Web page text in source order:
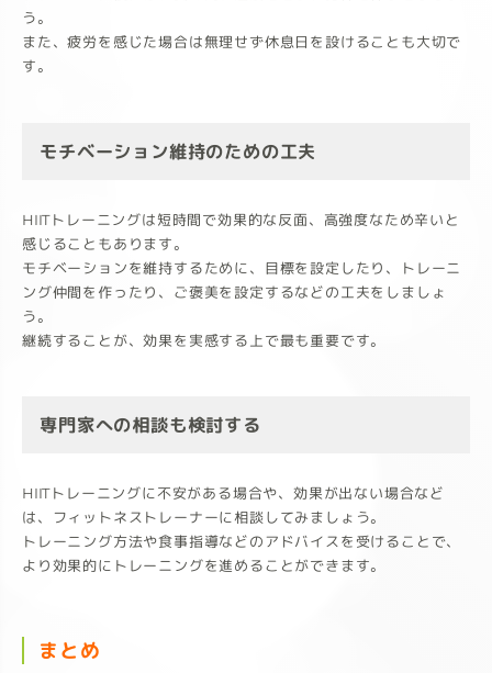
う。
また、疲労を感じた場合は無理せず休息日を設けることも大切で
す。
モチベーション維持のための工夫
HIITトレーニングは短時間で効果的な反面、高強度なため辛いと
感じることもあります。
モチベーションを維持するために、目標を設定したり、トレーニ
ング仲間を作ったり、ご褒美を設定するなどの工夫をしましょ
う。
継続することが、効果を実感する上で最も重要です。
専門家への相談も検討する
HIITトレーニングに不安がある場合や、効果が出ない場合など
は、フィットネストレーナーに相談してみましょう。
トレーニング方法や食事指導などのアドバイスを受けることで、
より効果的にトレーニングを進めることができます。
まとめ